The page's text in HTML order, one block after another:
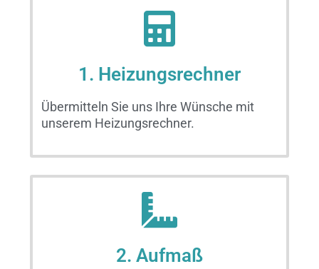
1. Heizungsrechner
Übermitteln Sie uns Ihre Wünsche mit
unserem Heizungsrechner.
2. Aufmaß